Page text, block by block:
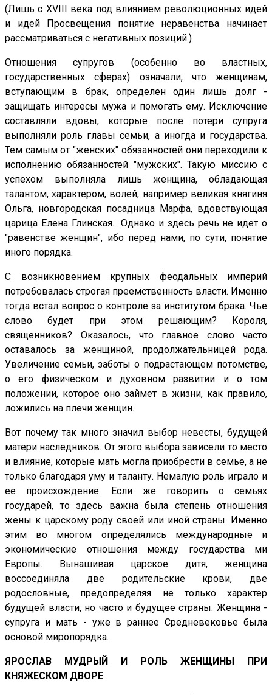
(Лишь с XVIII века под влиянием революционных идей
и идей Просвещения понятие неравенства начинает
рассматриваться с негативных позиций.)
Отношения супругов (особенно во властных,
государственных сферах) означали, что женщинам,
вступающим в брак, определен один лишь долг -
защищать интересы мужа и помогать ему. Исключение
составляли вдовы, которые после потери супруга
выполняли роль главы семьи, а иногда и государства.
Тем самым от "женских" обязанностей они переходили к
исполнению обязанностей "мужских". Такую миссию с
успехом выполняла лишь женщина, обладающая
талантом, характером, волей, например великая княгиня
Ольга, новгородская посадница Марфа, вдовствующая
царица Елена Глинская... Однако и здесь речь не идет о
"равенстве женщин", ибо перед нами, по сути, понятие
иного порядка.
С возникновением крупных феодальных империй
потребовалась строгая преемственность власти. Именно
тогда встал вопрос о контроле за институтом брака. Чье
слово будет при этом решающим? Короля,
священников? Оказалось, что главное слово часто
оставалось за женщиной, продолжательницей рода.
Увеличение семьи, заботы о подрастающем потомстве,
о его физическом и духовном развитии и о том
положении, которое оно займет в жизни, как правило,
ложились на плечи женщин.
Вот почему так много значил выбор невесты, будущей
матери наследников. От этого выбора зависели то место
и влияние, которые мать могла приобрести в семье, а не
только благодаря уму и таланту. Немалую роль играло и
ее происхождение. Если же говорить о семьях
государей, то здесь важна была степень отношения
жены к царскому роду своей или иной страны. Именно
этим во многом определялись международные и
экономические отношения между государства ми
Европы. Вынашивая царское дитя, женщина
воссоединяла две родительские крови, две
родословные, предопределяя не только характер
будущей власти, но часто и будущее страны. Женщина -
супруга и мать - уже в раннее Средневековье была
основой миропорядка.
ЯРОСЛАВ МУДРЫЙ И РОЛЬ ЖЕНЩИНЫ ПРИ
КНЯЖЕСКОМ ДВОРЕ